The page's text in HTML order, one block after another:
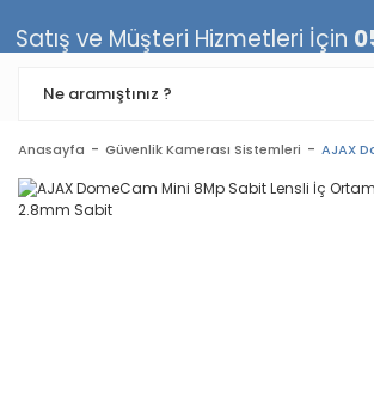
Anasayfa Güvenlik Kamerası Sistemleri AJAX
Satış ve Müşteri Hizmetleri İçin